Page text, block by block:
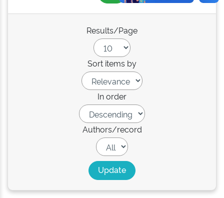
Results/Page
Sort items by
In order
Authors/record